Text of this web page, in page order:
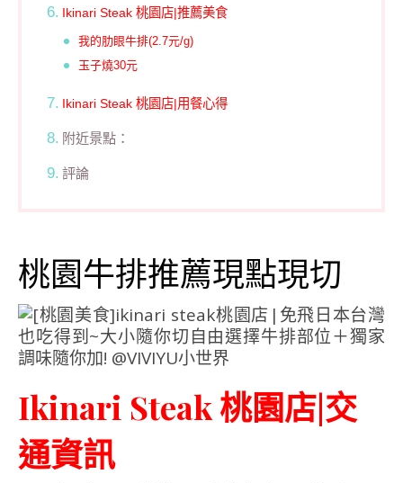
Ikinari Steak 桃園店|推薦美食
我的肋眼牛排(2.7元/g)
玉子燒30元
Ikinari Steak 桃園店|用餐心得
附近景點：
評論
桃園牛排推薦現點現切
Ikinari Steak 桃園店|交
通資訊